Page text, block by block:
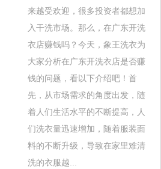
来越受欢迎，很多投资者都想加
入干洗市场。那么，在广东开洗
衣店赚钱吗？今天，象王洗衣为
大家分析在广东开洗衣店是否赚
钱的问题，看以下介绍吧！首
先，从市场需求的角度出发，随
着人们生活水平的不断提高，人
们洗衣量迅速增加，随着服装面
料的不断升级，导致在家里难清
洗的衣服越...